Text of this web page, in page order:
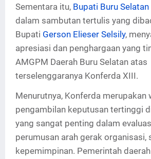
Sementara itu, Bupati Buru Selatan
dalam sambutan tertulis yang
Bupati Gerson Elieser Selsily,
apresiasi dan penghargaan yang
AMGPM Daerah Buru Selatan atas
terselenggaranya Konferda XIII.
Menurutnya, Konferda merupakan
pengambilan keputusan tertinggi
yang sangat penting dalam
perumusan arah gerak organisasi,
kepemimpinan. Pemerintah